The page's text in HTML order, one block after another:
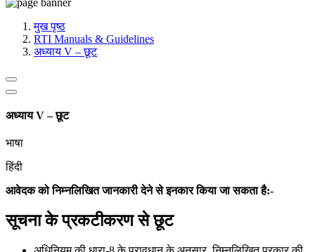
मुख पृष्ठ
RTI Manuals & Guidelines
अध्याय V – छूट
अध्याय V – छूट
भाषा
हिंदी
आवेदक को निम्नलिखित जानकारी देने से इनकार किया जा सकता है:-
सूचना के प्रकटीकरण से छूट